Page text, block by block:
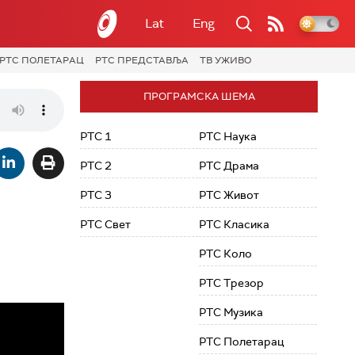
Lat Eng
РТС ПОЛЕТАРАЦ РТС ПРЕДСТАВЉА ТВ УЖИВО
ПРОГРАМСКА ШЕМА
РТС 1
РТС 2
РТС 3
РТС Свет
РТС Наука
РТС Драма
РТС Живот
РТС Класика
РТС Коло
РТС Трезор
РТС Музика
РТС Полетарац